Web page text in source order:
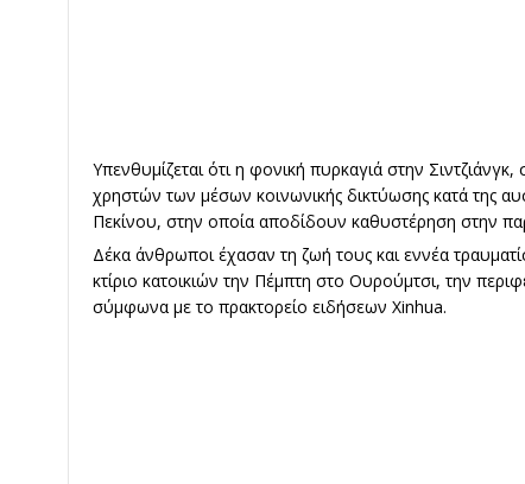
Υπενθυμίζεται ότι η φονική πυρκαγιά στην
χρηστών των μέσων κοινωνικής δικτύωσης κατά της
Πεκίνου, στην οποία αποδίδουν καθυστέρηση στην
Δέκα άνθρωποι έχασαν τη ζωή τους και εννέα
κτίριο κατοικιών την Πέμπτη στο Ουρούμτσι, την
σύμφωνα με το πρακτορείο ειδήσεων Xinhua.